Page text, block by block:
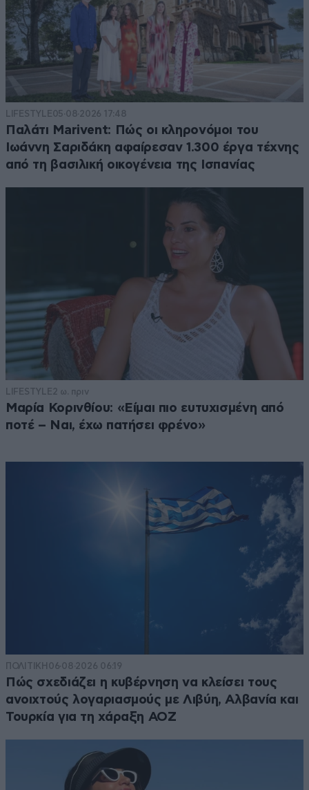
LIFESTYLE05·08·2026 17:48
Παλάτι Marivent: Πώς οι κληρονόμοι του
Ιωάννη Σαριδάκη αφαίρεσαν 1.300 έργα τέχνης
από τη βασιλική οικογένεια της Ισπανίας
LIFESTYLE2 ω. πριν
Μαρία Κορινθίου: «Είμαι πιο ευτυχισμένη από
ποτέ – Ναι, έχω πατήσει φρένο»
ΠΟΛΙΤΙΚΗ 06·08·2026 06:19
Πώς σχεδιάζει η κυβέρνηση να κλείσει τους
ανοιχτούς λογαριασμούς με Λιβύη, Αλβανία και
Τουρκία για τη χάραξη ΑΟΖ